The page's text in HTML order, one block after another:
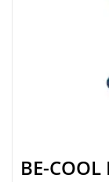
BE-COOL